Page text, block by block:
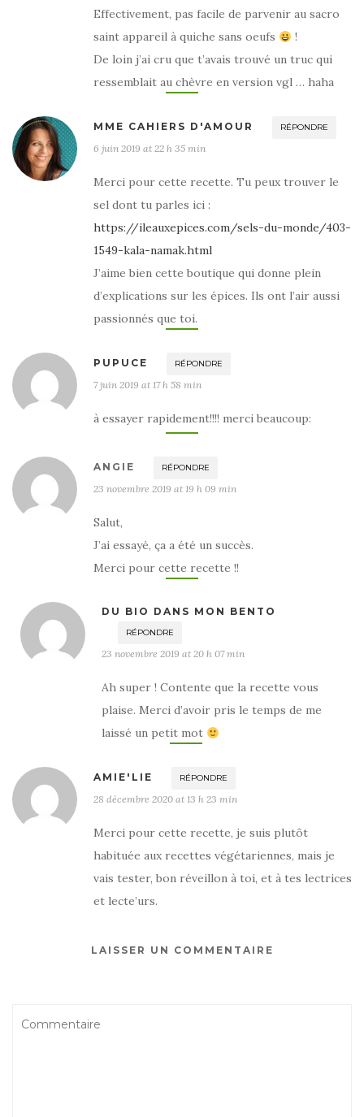
Effectivement, pas facile de parvenir au sacro
saint appareil à quiche sans oeufs
!
De loin j’ai cru que t’avais trouvé un truc qui
ressemblait au chèvre en version vgl … haha
MME CAHIERS D'AMOUR RÉPONDRE
6 juin 2019 at 22 h 35 min
Merci pour cette recette. Tu peux trouver le
sel dont tu parles ici :
https://ileauxepices.com/sels-du-monde/403-
1549-kala-namak.html
J’aime bien cette boutique qui donne plein
d’explications sur les épices. Ils ont l’air aussi
passionnés que toi.
PUPUCE RÉPONDRE
7 juin 2019 at 17 h 58 min
à essayer rapidement!!!! merci beaucoup:
ANGIE RÉPONDRE
23 novembre 2019 at 19 h 09 min
Salut,
J’ai essayé, ça a été un succès.
Merci pour cette recette !!
DU BIO DANS MON BENTO
RÉPONDRE
23 novembre 2019 at 20 h 07 min
Ah super ! Contente que la recette vous
plaise. Merci d’avoir pris le temps de me
laissé un petit mot
AMIE'LIE RÉPONDRE
28 décembre 2020 at 13 h 23 min
Merci pour cette recette, je suis plutôt
habituée aux recettes végétariennes, mais je
vais tester, bon réveillon à toi, et à tes lectrices
et lecte’urs.
LAISSER UN COMMENTAIRE